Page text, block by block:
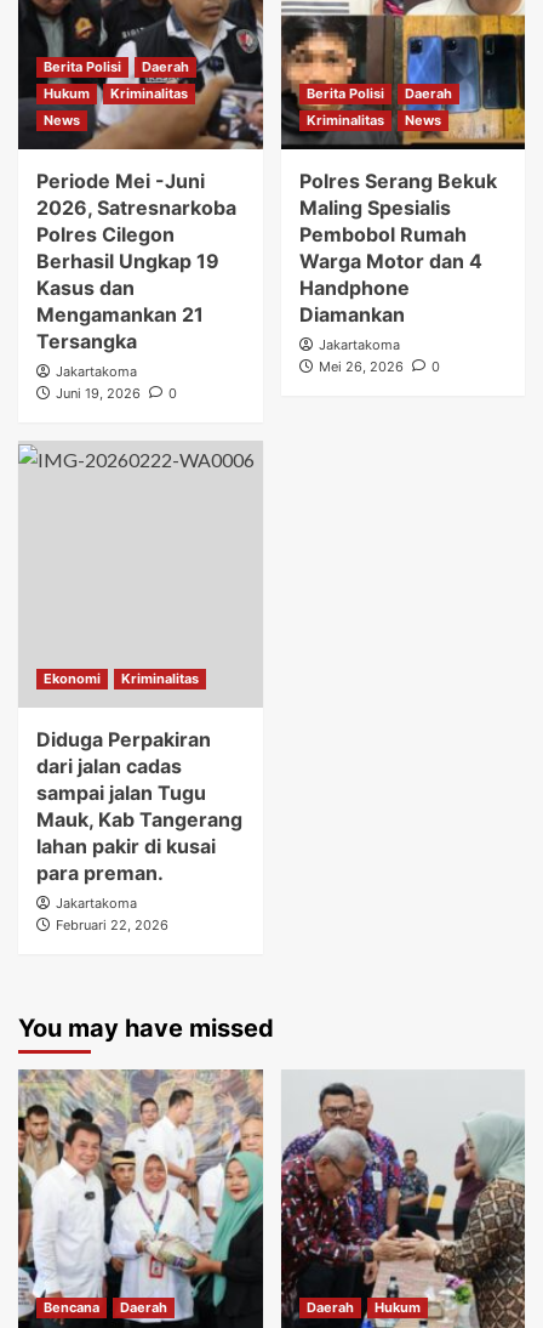
Berita Polisi
Daerah
Hukum
Kriminalitas
News
Periode Mei -Juni
2026, Satresnarkoba
Polres Cilegon
Berhasil Ungkap 19
Kasus dan
Mengamankan 21
Tersangka
Jakartakoma
Juni 19, 2026
0
Berita Polisi
Daerah
Kriminalitas
News
Polres Serang Bekuk
Maling Spesialis
Pembobol Rumah
Warga Motor dan 4
Handphone
Diamankan
Jakartakoma
Mei 26, 2026
0
Ekonomi Kriminalitas
Diduga Perpakiran
dari jalan cadas
sampai jalan Tugu
Mauk, Kab Tangerang
lahan pakir di kusai
para preman.
Jakartakoma
Februari 22, 2026
You may have missed
Bencana Daerah Daerah Hukum